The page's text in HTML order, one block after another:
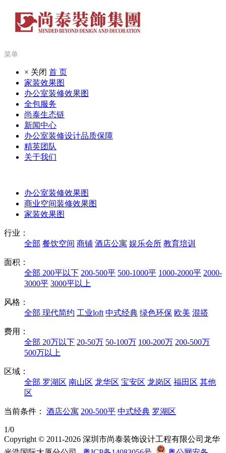
菜单
× 关闭 首 页
家装效果图
办公室装修效果图
全包服务
尚泰生态链
新闻中心
办公室装修设计品质保障
精英团队
关于我们
办公室装修效果图
商业空间装修效果图
家装效果图
行业：
全部 餐饮空间 商铺 酒店公寓 娱乐会所 教育培训
面积：
全部 200平以下 200-500平 500-1000平 1000-2000平 2000-
3000平 3000平以上
风格：
全部 现代简约 工业loft 中式经典 绿色环保 欧美 混搭
费用：
全部 20万以下 20-50万 50-100万 100-200万 200-500万
500万以上
区域：
全部 罗湖区 南山区 龙华区 宝安区 龙岗区 福田区 其他
区
当前条件： 酒店公寓 200-500平 中式经典 罗湖区
1/0
Copyright © 2011-2026 深圳市尚泰装饰设计工程有限公司龙华